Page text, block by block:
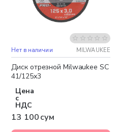
Нет в наличии MILWAUKEE
Диск отрезной Milwaukee SC
41/125х3
Цена
с
НДС
13 100 сум